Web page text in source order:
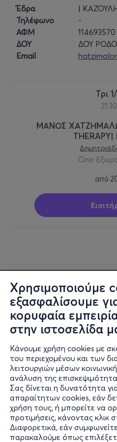
Χρησιμοποιούμε
εξασφαλίσουμε
κορυφαία
στην ιστοσελίδα
Κάνουμε χρήση cookies με
του περιεχομένου και των
λειτουργιών μέσων
ανάλυση της
Σας δίνεται η δυνατότητα
απαραίτητων cookies, εάν
χρήση τους, ή μπορείτε να
προτιμήσεις, κάνοντας κλικ
Διαφορετικά, εάν
παρακαλούμε όπως
του καλοκαιριού αλλά συχνά
από τον τουριστικό θόρυβο.
διαφορετικούς κόσμους, και
που έπρεπε εξαρχής να είναι
ανθρώπων.
Η συνεδρία είναι ανοιχτή.
ειλικρίνεια δεν δουλεύει:
Οι Αγχωμένοι Παραθεριστές
Εκείνοι που έχουν πρόγραμμα
τους. Ξέρουν τι ώρα θα δουν
εστιατόριο θα φάνε, πόσα
«χαλαρώσουν» αλλά δεν
«Οι Ανδροπαρέες του
Λίγοι καλοί φίλοι, ίδιο
κουβέντα. Βγήκαν για
κατέληξαν να αναλύουν
κοιτούν τριγύρω σαν
σαν γατάκια. Κανείς δεν θα
θα φύγουν στις 3 το πρωί
μόνοι.
«Οι Γυναικοπαρέες σε
Λίγες καλές φίλες, κλειστός
Χορεύουν σε σχηματισμό
απωθώντας κάθε
Έδρα
|
Τηλέφωνο
-
ΑΦΜ
114693570
ΔΟΥ
ΔΟΥ
Email
Τρι
21:30
ΜΑΝΟΣ
Cine
από
Πληροφορίες
Υποστήριξη
Stay Connected